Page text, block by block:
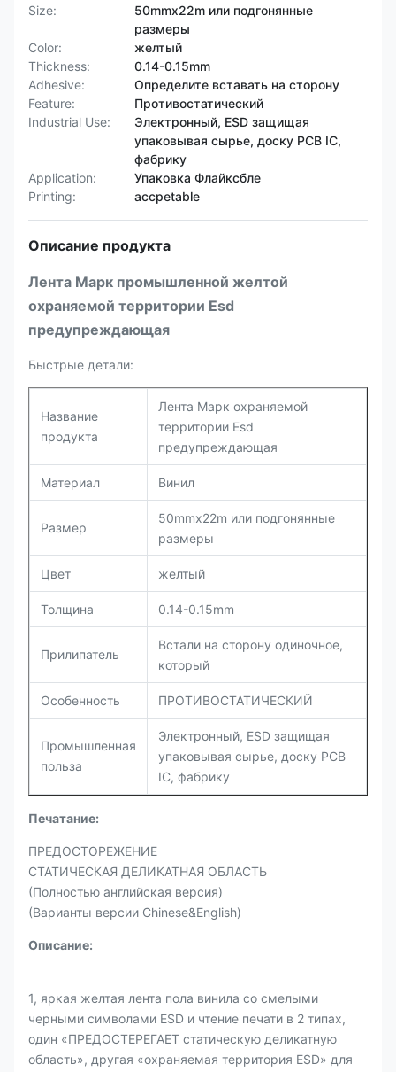
Size:
50mmx22m или подгонянные
размеры
Color:
желтый
Thickness:
0.14-0.15mm
Adhesive:
Определите вставать на сторону
Feature:
Противостатический
Industrial Use:
Электронный, ESD защищая
упаковывая сырье, доску PCB IC,
фабрику
Application:
Упаковка Флайксбле
Printing:
accpetable
Описание продукта
Лента Марк промышленной желтой
охраняемой территории Esd
предупреждающая
Быстрые детали:
Название
продукта
Лента Марк охраняемой
территории Esd
предупреждающая
Материал Винил
Размер
50mmx22m или подгонянные
размеры
Цвет желтый
Толщина 0.14-0.15mm
Прилипатель
Встали на сторону одиночное,
который
Особенность ПРОТИВОСТАТИЧЕСКИЙ
Промышленная
польза
Электронный, ESD защищая
упаковывая сырье, доску PCB
IC, фабрику
Печатание:
ПРЕДОСТОРЕЖЕНИЕ
СТАТИЧЕСКАЯ ДЕЛИКАТНАЯ ОБЛАСТЬ
(Полностью английская версия)
(Варианты версии Chinese&English)
Описание:
1, яркая желтая лента пола винила со смелыми
черными символами ESD и чтение печати в 2 типах,
один «ПРЕДОСТЕРЕГАЕТ статическую деликатную
область», другая «охраняемая территория ESD» для